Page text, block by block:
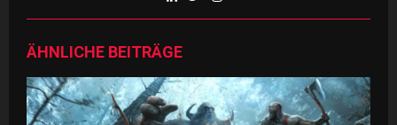
ÄHNLICHE BEITRÄGE